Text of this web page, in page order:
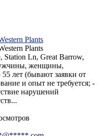
Plants
Plants
Ln, Great Barrow,
женщины,
лет (бывают заявки от
и опыт не требуется; -
нарушений